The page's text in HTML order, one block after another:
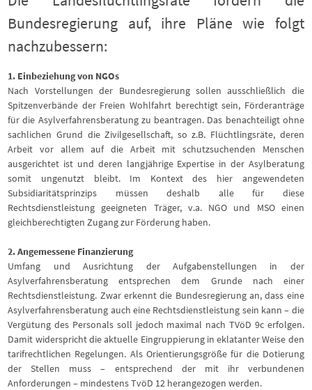
Bundesregierung auf, ihre Pläne wie folgt
nachzubessern:
1. Einbeziehung von NGOs
Nach Vorstellungen der Bundesregierung sollen ausschließlich die
Spitzenverbände der Freien Wohlfahrt berechtigt sein, Förderanträge
für die Asylverfahrensberatung zu beantragen. Das benachteiligt ohne
sachlichen Grund die Zivilgesellschaft, so z.B. Flüchtlingsräte, deren
Arbeit vor allem auf die Arbeit mit schutzsuchenden Menschen
ausgerichtet ist und deren langjährige Expertise in der Asylberatung
somit ungenutzt bleibt. Im Kontext des hier angewendeten
Subsidiaritätsprinzips müssen deshalb alle für diese
Rechtsdienstleistung geeigneten Träger, v.a. NGO und MSO einen
gleichberechtigten Zugang zur Förderung haben.
2. Angemessene Finanzierung
Umfang und Ausrichtung der Aufgabenstellungen in der
Asylverfahrensberatung entsprechen dem Grunde nach einer
Rechtsdienstleistung. Zwar erkennt die Bundesregierung an, dass eine
Asylverfahrensberatung auch eine Rechtsdienstleistung sein kann – die
Vergütung des Personals soll jedoch maximal nach TVöD 9c erfolgen.
Damit widerspricht die aktuelle Eingruppierung in eklatanter Weise den
tarifrechtlichen Regelungen. Als Orientierungsgröße für die Dotierung
der Stellen muss – entsprechend der mit ihr verbundenen
Anforderungen – mindestens TvöD 12 herangezogen werden.